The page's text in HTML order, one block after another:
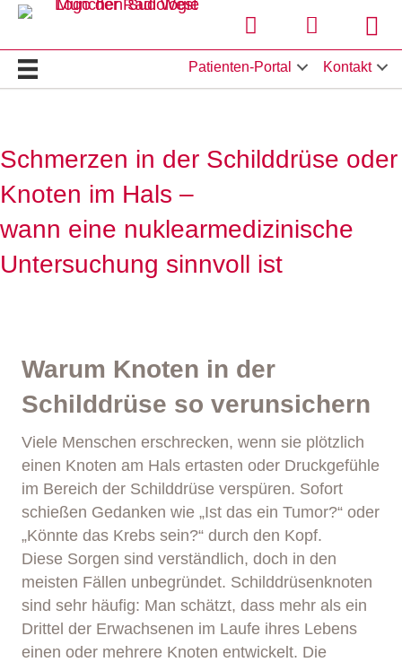
Patienten-Portal Kontakt
Schmerzen in der Schilddrüse oder
Knoten im Hals –
wann eine nuklearmedizinische
Untersuchung sinnvoll ist
Warum Knoten in der
Schilddrüse so verunsichern
Viele Menschen erschrecken, wenn sie plötzlich
einen Knoten am Hals ertasten oder Druckgefühle
im Bereich der Schilddrüse verspüren. Sofort
schießen Gedanken wie „Ist das ein Tumor?“ oder
„Könnte das Krebs sein?“ durch den Kopf.
Diese Sorgen sind verständlich, doch in den
meisten Fällen unbegründet. Schilddrüsenknoten
sind sehr häufig: Man schätzt, dass mehr als ein
Drittel der Erwachsenen im Laufe ihres Lebens
einen oder mehrere Knoten entwickelt. Die